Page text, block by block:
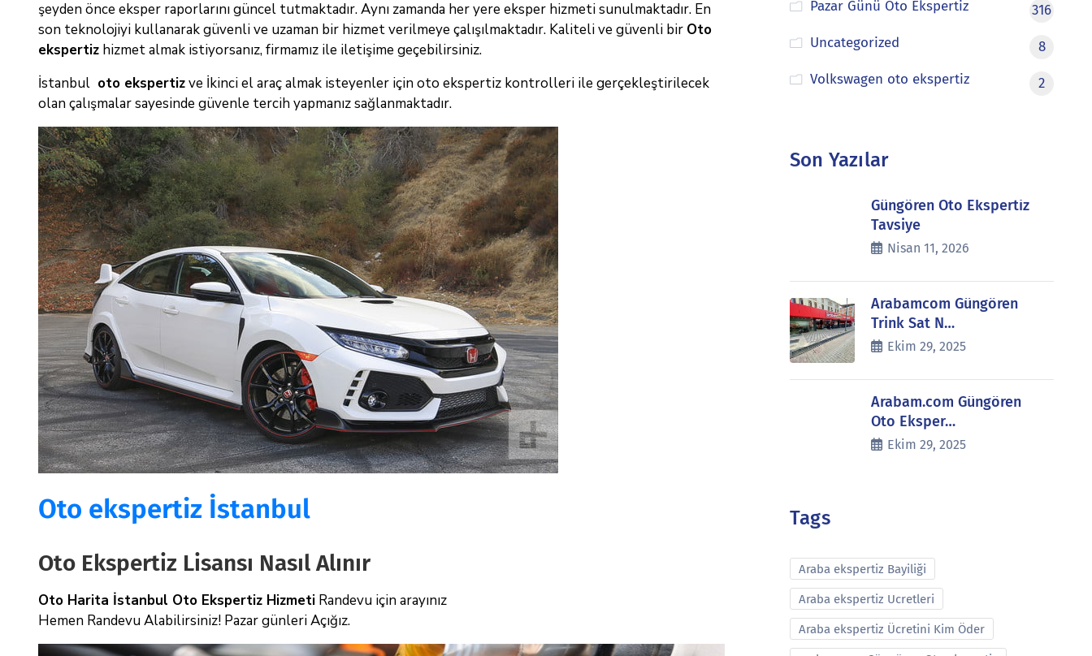
şeyden önce eksper raporlarını güncel tutmaktadır. Aynı zamanda her yere eksper hizmeti sunulmaktadır. En
son teknolojiyi kullanarak güvenli ve uzaman bir hizmet verilmeye çalışılmaktadır. Kaliteli ve güvenli bir Oto
ekspertiz hizmet almak istiyorsanız, firmamız ile iletişime geçebilirsiniz.
İstanbul oto ekspertizve İkinci el araç almak isteyenler için oto ekspertiz kontrolleri ile gerçekleştirilecek
olan çalışmalar sayesinde güvenle tercih yapmanız sağlanmaktadır.
Oto ekspertiz İstanbul
Oto Ekspertiz Lisansı Nasıl Alınır
Oto Harita İstanbul Oto Ekspertiz Hizmeti Randevu için arayınız
Hemen Randevu Alabilirsiniz! Pazar günleri Açığız.
Pazar Günü Oto Ekspertiz
316
Uncategorized
8
Volkswagen oto ekspertiz
2
Son Yazılar
Güngören Oto Ekspertiz
Tavsiye
Nisan 11, 2026
Arabamcom Güngören
Trink Sat N…
Ekim 29, 2025
Arabam.com Güngören
Oto Eksper…
Ekim 29, 2025
Tags
Araba ekspertiz Bayiliği
Araba ekspertiz Ucretleri
Araba ekspertiz Ücretini Kim Öder